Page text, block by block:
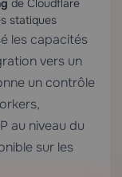
de Cloudflare
statiques
les capacités
vers un
un contrôle
au niveau du
sur les